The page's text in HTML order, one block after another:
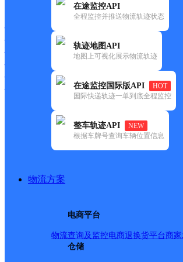
在途监控API
全程监控并推送物流轨迹状态
轨迹地图API
地图上可视化展示物流轨迹
在途监控国际版API
HOT
国际快递轨迹一单到底全程监控
整车轨迹API
NEW
根据车牌号查询车辆位置信息
物流方案
电商平台
物流查询及监控电商退换货平台商
仓储
网点筛选
已选
清空已选
安能快递(3) 百世快递(17) 德邦
圆通速递(18)